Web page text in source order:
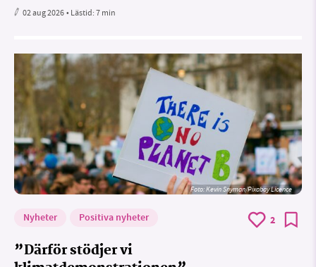
02 aug 2026• Lästid:7 min
Foto:Kevin Snyman/Pixabay Licence
Nyheter Positiva nyheter 2
”Därför stödjer vi